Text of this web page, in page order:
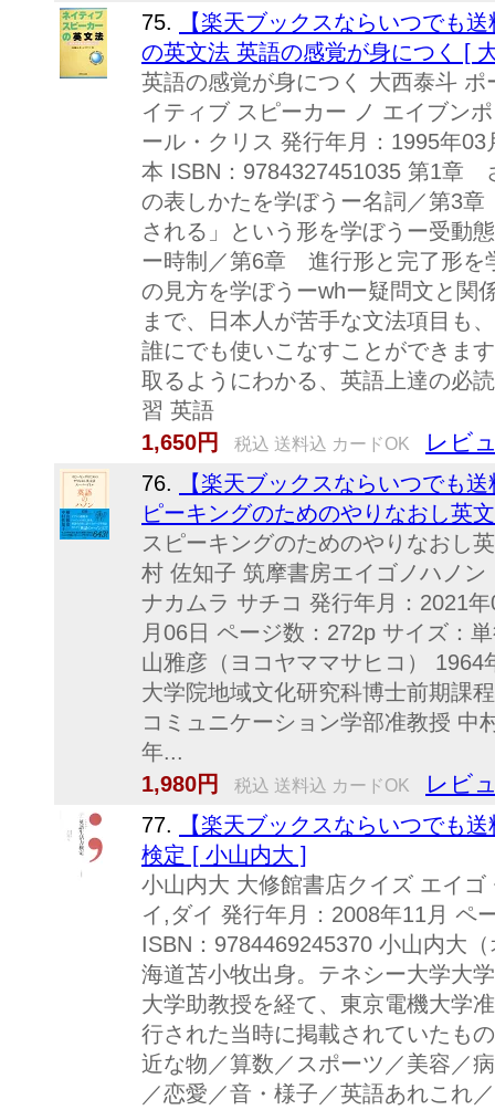
75.
【楽天ブックスならいつでも
の英文法 英語の感覚が身につく [
英語の感覚が身につく 大西泰斗
イティブ スピーカー ノ エイブン
ール・クリス 発行年月：1995年
本 ISBN：9784327451035 第1章
の表しかたを学ぼうー名詞／第3
される」という形を学ぼうー受動
ー時制／第6章 進行形と完了形
の見方を学ぼうーwhー疑問文と関
まで、日本人が苦手な文法項目も
誰にでも使いこなすことができま
取るようにわかる、英語上達の必
習 英語
1,650円
税込 送料込 カードOK レビ
76.
【楽天ブックスならいつでも
ピーキングのためのやりなおし英
スピーキングのためのやりなおし
村 佐知子 筑摩書房エイゴノハノ
ナカムラ サチコ 発行年月：2021
月06日 ページ数：272p サイズ：
山雅彦（ヨコヤママサヒコ）
大学院地域文化研究科博士前期課
コミュニケーション学部准教授 中
年...
1,980円
税込 送料込 カードOK レビ
77.
【楽天ブックスならいつでも
検定 [ 小山内大 ]
小山内大 大修館書店クイズ エイ
イ,ダイ 発行年月：2008年11月 ペ
ISBN：9784469245370 小山内大
海道苫小牧出身。テネシー大学大
大学助教授を経て、東京電機大学
行された当時に掲載されていたも
近な物／算数／スポーツ／美容／
／恋愛／音・様子／英語あれこれ